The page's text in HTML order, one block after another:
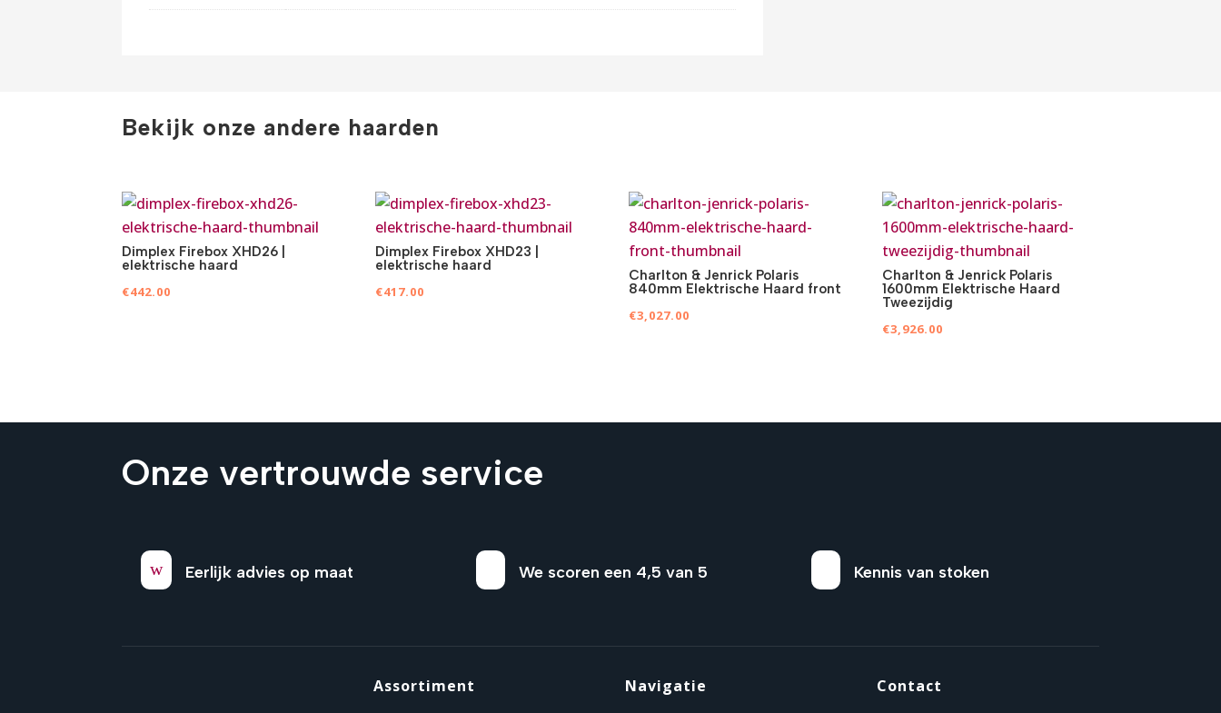
Bekijk onze andere haarden
Dimplex Firebox XHD26 |
elektrische haard
€442.00
Dimplex Firebox XHD23 |
elektrische haard
€417.00
Charlton & Jenrick Polaris
840mm Elektrische Haard front
€3,027.00
Charlton & Jenrick Polaris
1600mm Elektrische Haard
Tweezijdig
€3,926.00
Onze vertrouwde service
w Eerlijk advies op maat We scoren een 4,5 van 5 Kennis van stoken
Assortiment Navigatie Contact